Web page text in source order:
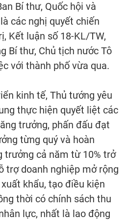
Bí thư, Quốc hội và
các nghị quyết chiến
Kết luận số 18-KL/TW,
Bí thư, Chủ tịch nước Tô
với thành phố vừa qua.
kinh tế, Thủ tướng yêu
thực hiện quyết liệt các
trưởng, phấn đấu đạt
từng quý và hoàn
trưởng cả năm từ 10% trở
trợ doanh nghiệp mở rộng
khẩu, tạo điều kiện
thời có chính sách thu
lực, nhất là lao động